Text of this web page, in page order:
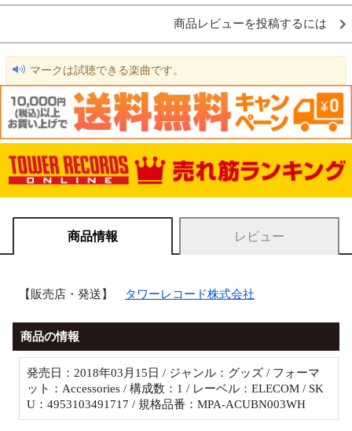
商品レビューを投稿するには
マークは試聴できる楽曲です。
商品情報 レビュー
【販売店・発送】 タワーレコード株式会社
商品の情報
発売日：2018年03月15日 / ジャンル：グッズ / フォーマ
ット：Accessories / 構成数：1 / レーベル：ELECOM / SK
U：4953103491717 / 規格品番：MPA-ACUBN003WH